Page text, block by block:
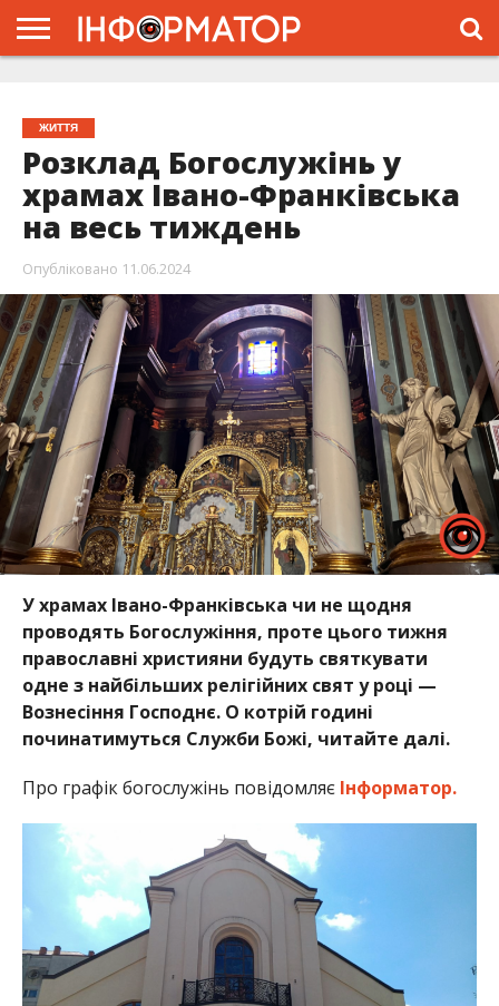
ЖИТТЯ
Розклад Богослужінь у
храмах Івано-Франківська
на весь тиждень
Опубліковано 11.06.2024
У храмах Івано-Франківська чи не щодня
проводять Богослужіння, проте цього тижня
православні християни будуть святкувати
одне з найбільших релігійних свят у році —
Вознесіння Господнє. О котрій годині
починатимуться Служби Божі, читайте далі.
Про графік богослужінь повідомляє Інформатор.